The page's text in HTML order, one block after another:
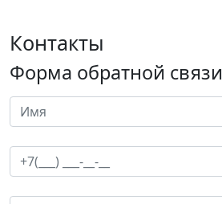
Контакты
Форма обратной связи